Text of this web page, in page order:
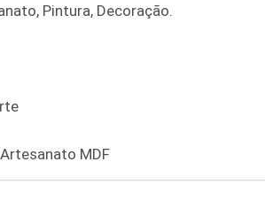
Pintura, Decoração.
MDF